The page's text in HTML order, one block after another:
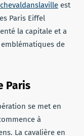
est
Paris Eiffel
la capitale et a
de
Paris
se met en
à
La cavalière en